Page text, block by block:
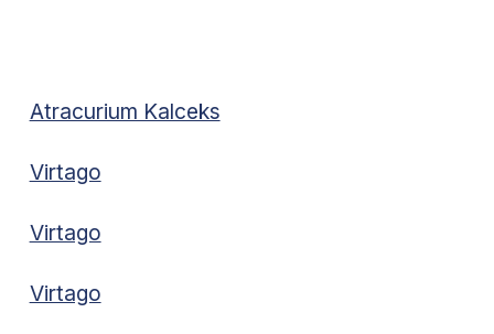
Atracurium Kalceks
Virtago
Virtago
Virtago